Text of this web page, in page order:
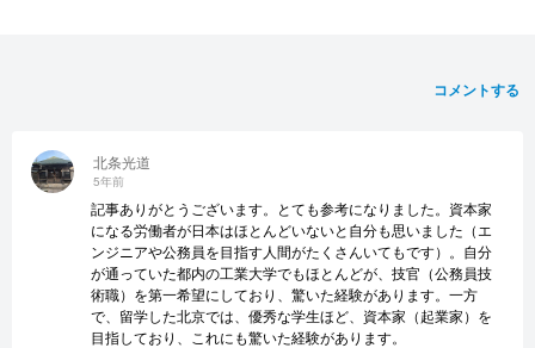
コメントする
北条光道
5年前
記事ありがとうございます。とても参考になりました。資本家
になる労働者が日本はほとんどいないと自分も思いました（エ
ンジニアや公務員を目指す人間がたくさんいてもです）。自分
が通っていた都内の工業大学でもほとんどが、技官（公務員技
術職）を第一希望にしており、驚いた経験があります。一方
で、留学した北京では、優秀な学生ほど、資本家（起業家）を
目指しており、これにも驚いた経験があります。